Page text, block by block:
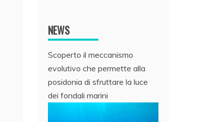
NEWS
Scoperto il meccanismo
evolutivo che permette alla
posidonia di sfruttare la luce
dei fondali marini